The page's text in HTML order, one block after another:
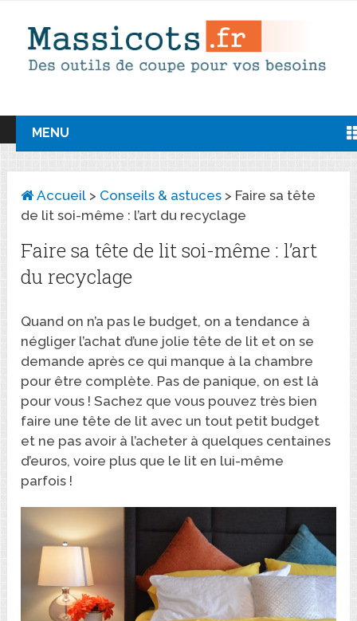
MENU
Accueil > Conseils & astuces > Faire sa tête
de lit soi-même : l’art du recyclage
Faire sa tête de lit soi-même : l’art
du recyclage
Quand on n’a pas le budget, on a tendance à
négliger l’achat d’une jolie tête de lit et on se
demande après ce qui manque à la chambre
pour être complète. Pas de panique, on est là
pour vous ! Sachez que vous pouvez très bien
faire une tête de lit avec un tout petit budget
et ne pas avoir à l’acheter à quelques centaines
d’euros, voire plus que le lit en lui-même
parfois !